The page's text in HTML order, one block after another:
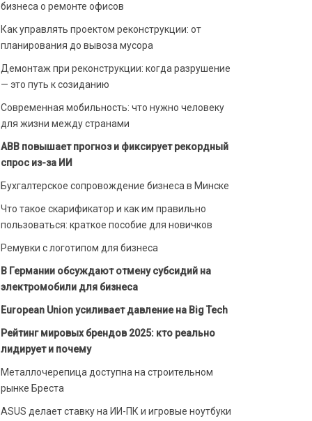
бизнеса о ремонте офисов
Как управлять проектом реконструкции: от
планирования до вывоза мусора
Демонтаж при реконструкции: когда разрушение
— это путь к созиданию
Современная мобильность: что нужно человеку
для жизни между странами
ABB повышает прогноз и фиксирует рекордный
спрос из-за ИИ
Бухгалтерское сопровождение бизнеса в Минске
Что такое скарификатор и как им правильно
пользоваться: краткое пособие для новичков
Ремувки с логотипом для бизнеса
В Германии обсуждают отмену субсидий на
электромобили для бизнеса
European Union усиливает давление на Big Tech
Рейтинг мировых брендов 2025: кто реально
лидирует и почему
Металлочерепица доступна на строительном
рынке Бреста
ASUS делает ставку на ИИ-ПК и игровые ноутбуки